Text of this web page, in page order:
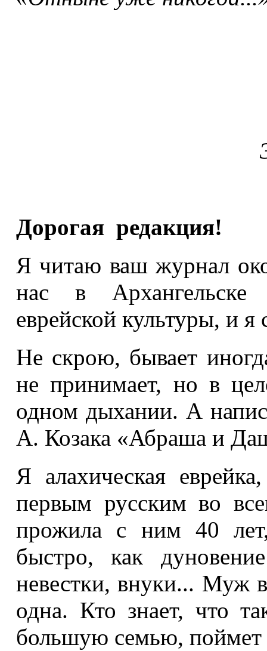
Дорогая редакция!
Я читаю ваш журнал
нас в
еврейской культуры, и я
Не скрою, бывает
не принимает, но в
одном дыхании. А
А. Козака «Абраша и
Я алахическая
первым русским во
прожила с ним 40
быстро, как
невестки, внуки... Муж
одна. Кто знает, что
большую семью, поймет